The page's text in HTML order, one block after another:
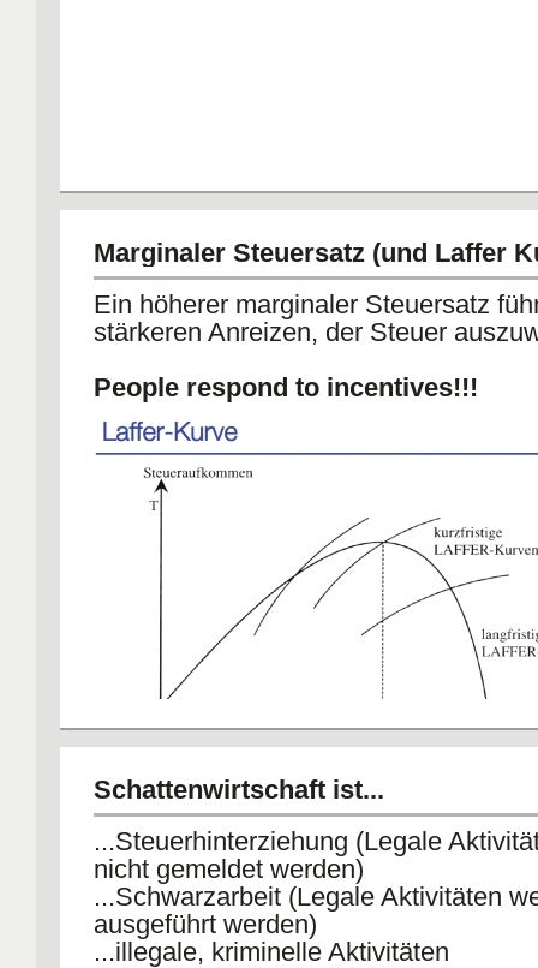
Marginaler Steuersatz (und Laffer
Ein höherer marginaler Steuersatz
stärkeren Anreizen, der Steuer
People respond to incentives!!!
2 Erklärungsansätze
- Weniger Anstrengung da man
kann
- Abwanderung in die
Schattenwirtschaft ist...
...Steuerhinterziehung (Legale
nicht gemeldet werden)
...Schwarzarbeit (Legale Aktivitäten
ausgeführt werden)
...illegale, kriminelle Aktivitäten